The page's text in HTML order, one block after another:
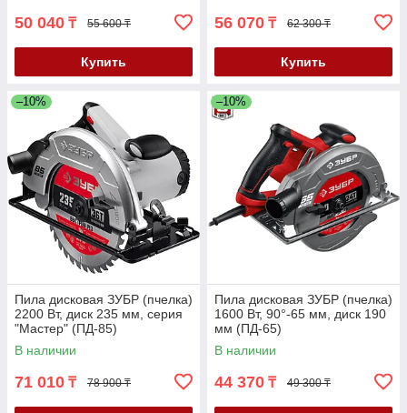
50 040 ₸ 55 600 ₸
Купить
56 070 ₸ 62 300 ₸
Купить
–10%
Пила дисковая ЗУБР (пчелка)
2200 Вт, диск 235 мм, серия
"Мастер" (ПД-85)
В наличии
71 010 ₸ 78 900 ₸
–10%
Пила дисковая ЗУБР (пчелка)
1600 Вт, 90°-65 мм, диск 190
мм (ПД-65)
В наличии
44 370 ₸ 49 300 ₸